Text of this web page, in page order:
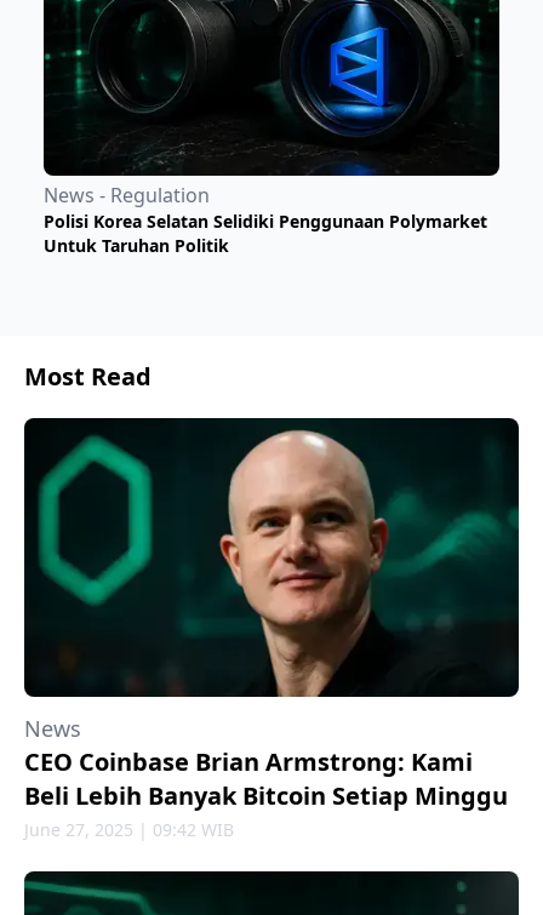
News - Regulation
Polisi Korea Selatan Selidiki Penggunaan Polymarket
Untuk Taruhan Politik
Most Read
News
CEO Coinbase Brian Armstrong: Kami
Beli Lebih Banyak Bitcoin Setiap Minggu
June 27, 2025 | 09:42 WIB